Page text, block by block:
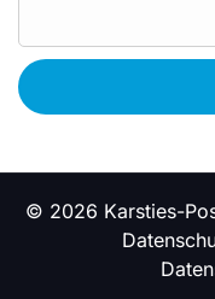
© 2026 Karsties-